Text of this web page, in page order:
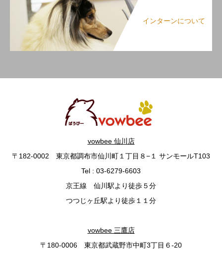
インターンについて
vowbee 仙川店
〒182-0002 東京都調布市仙川町１丁目８−１ サンモールT103
Tel : 03-6279-6603
京王線 仙川駅より徒歩５分
つつじヶ丘駅より徒歩１１分
vowbee 三鷹店
〒180-0006 東京都武蔵野市中町3丁目６-20